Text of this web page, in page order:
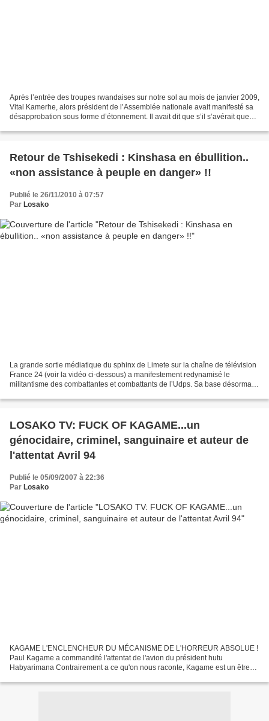
Après l’entrée des troupes rwandaises sur notre sol au mois de janvier 2009,
Vital Kamerhe, alors président de l’Assemblée nationale avait manifesté sa
désapprobation sous forme d’étonnement. Il avait dit que s’il s’avérait que
Retour de Tshisekedi : Kinshasa en ébullition..
«non assistance à peuple en danger» !!
Publié le 26/11/2010 à 07:57
Par Losako
La grande sortie médiatique du sphinx de Limete sur la chaîne de télévision
France 24 (voir la vidéo ci-dessous) a manifestement redynamisé le
militantisme des combattantes et combattants de l’Udps. Sa base désormais
LOSAKO TV: FUCK OF KAGAME...un
génocidaire, criminel, sanguinaire et auteur de
l'attentat Avril 94
Publié le 05/09/2007 à 22:36
Par Losako
KAGAME L'ENCLENCHEUR DU MÉCANISME DE L'HORREUR ABSOLUE !
Paul Kagame a commandité l'attentat de l'avion du président hutu
Habyarimana Contrairement a ce qu'on nous raconte, Kagame est un être